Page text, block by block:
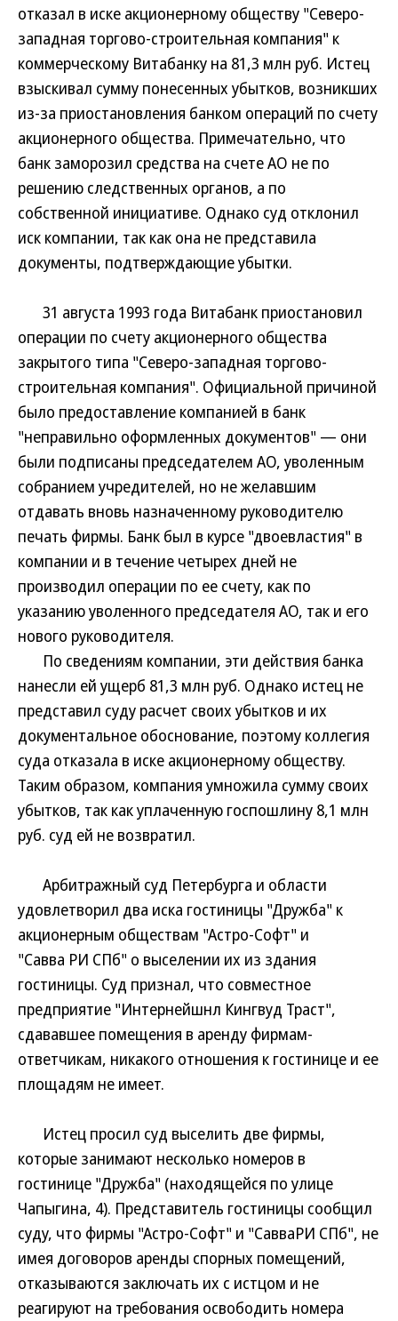
отказал в иске акционерному обществу "Северо-
западная торгово-строительная компания" к
коммерческому Витабанку на 81,3 млн руб. Истец
взыскивал сумму понесенных убытков, возникших
из-за приостановления банком операций по счету
акционерного общества. Примечательно, что
банк заморозил средства на счете АО не по
решению следственных органов, а по
собственной инициативе. Однако суд отклонил
иск компании, так как она не представила
документы, подтверждающие убытки.
31 августа 1993 года Витабанк приостановил
операции по счету акционерного общества
закрытого типа "Северо-западная торгово-
строительная компания". Официальной причиной
было предоставление компанией в банк
"неправильно оформленных документов" — они
были подписаны председателем АО, уволенным
собранием учредителей, но не желавшим
отдавать вновь назначенному руководителю
печать фирмы. Банк был в курсе "двоевластия" в
компании и в течение четырех дней не
производил операции по ее счету, как по
указанию уволенного председателя АО, так и его
нового руководителя.
По сведениям компании, эти действия банка
нанесли ей ущерб 81,3 млн руб. Однако истец не
представил суду расчет своих убытков и их
документальное обоснование, поэтому коллегия
суда отказала в иске акционерному обществу.
Таким образом, компания умножила сумму своих
убытков, так как уплаченную госпошлину 8,1 млн
руб. суд ей не возвратил.
Арбитражный суд Петербурга и области
удовлетворил два иска гостиницы "Дружба" к
акционерным обществам "Астро-Софт" и
"Савва РИ СПб" о выселении их из здания
гостиницы. Суд признал, что совместное
предприятие "Интернейшнл Кингвуд Траст",
сдававшее помещения в аренду фирмам-
ответчикам, никакого отношения к гостинице и ее
площадям не имеет.
Истец просил суд выселить две фирмы,
которые занимают несколько номеров в
гостинице "Дружба" (находящейся по улице
Чапыгина, 4). Представитель гостиницы сообщил
суду, что фирмы "Астро-Софт" и "СавваРИ СПб", не
имея договоров аренды спорных помещений,
отказываются заключать их с истцом и не
реагируют на требования освободить номера